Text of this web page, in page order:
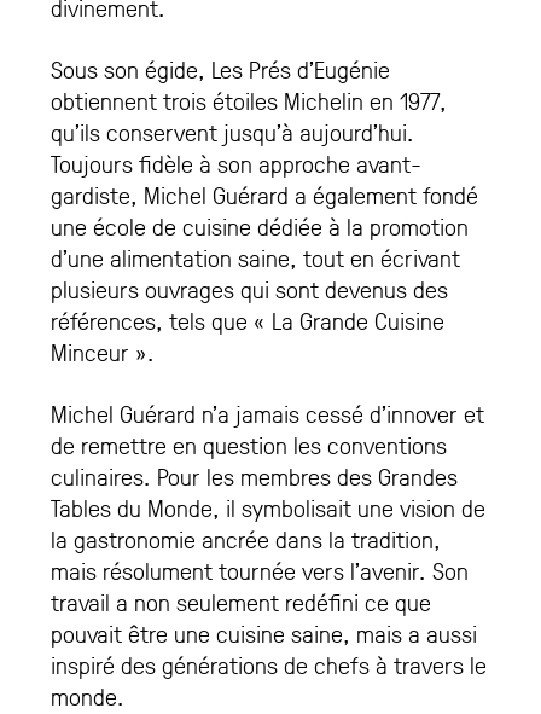
divinement.
Sous son égide, Les Prés d’Eugénie
obtiennent trois étoiles Michelin en 1977,
qu’ils conservent jusqu’à aujourd’hui.
Toujours fidèle à son approche avant-
gardiste, Michel Guérard a également fondé
une école de cuisine dédiée à la promotion
d’une alimentation saine, tout en écrivant
plusieurs ouvrages qui sont devenus des
références, tels que « La Grande Cuisine
Minceur »​.
Michel Guérard n’a jamais cessé d’innover et
de remettre en question les conventions
culinaires. Pour les membres des Grandes
Tables du Monde, il symbolisait une vision de
la gastronomie ancrée dans la tradition,
mais résolument tournée vers l’avenir. Son
travail a non seulement redéfini ce que
pouvait être une cuisine saine, mais a aussi
inspiré des générations de chefs à travers le
monde.